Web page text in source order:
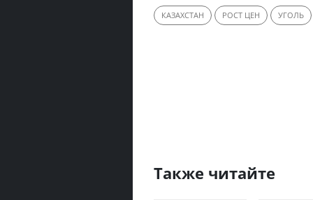
КАЗАХСТАН РОСТ ЦЕН УГОЛЬ
Также читайте